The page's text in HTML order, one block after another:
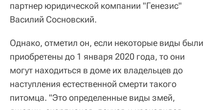
партнер юридической компании "Генезис"
Василий Сосновский.
Однако, отметил он, если некоторые виды были
приобретены до 1 января 2020 года, то они
могут находиться в доме их владельцев до
наступления естественной смерти такого
питомца. "Это определенные виды змей,